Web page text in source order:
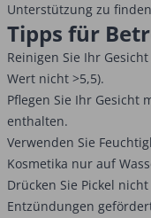
Unterstützung zu
Tipps für
Reinigen Sie Ihr
Wert nicht >5,5).
Pflegen Sie Ihr Gesicht
enthalten.
Verwenden Sie
Kosmetika nur auf
Drücken Sie Pickel
Entzündungen